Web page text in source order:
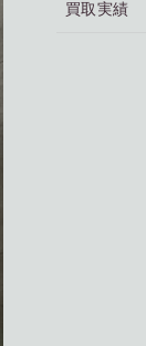
買取実績